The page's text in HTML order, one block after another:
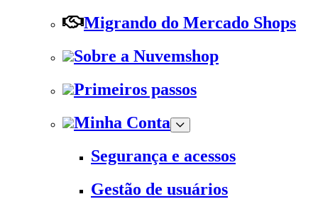
Migrando do Mercado Shops
Sobre a Nuvemshop
Primeiros passos
Minha Conta
Segurança e acessos
Gestão de usuários